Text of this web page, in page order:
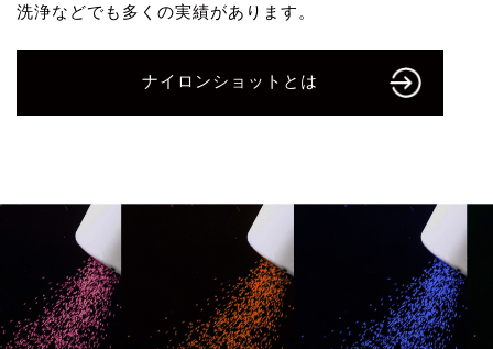
洗浄などでも多くの実績があります。
ナイロンショットとは